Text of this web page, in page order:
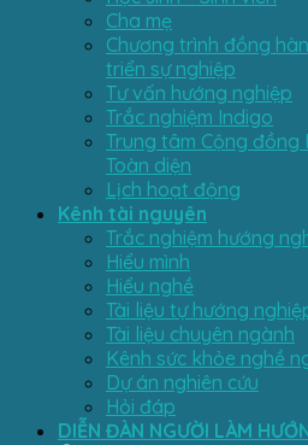
Cha mẹ
Chương trình đồng
triển sự nghiệp
Tư vấn hướng nghiệp
Trắc nghiệm Indigo
Trung tâm Cộng
Toàn diện
Lịch hoạt động
Kênh tài nguyên
Trắc nghiệm hướng
Hiểu mình
Hiểu nghề
Tài liệu tự hướng
Tài liệu chuyên ngành
Kênh sức khỏe nghề
Dự án nghiên cứu
Hỏi đáp
DIỄN ĐÀN NGƯỜI LÀM